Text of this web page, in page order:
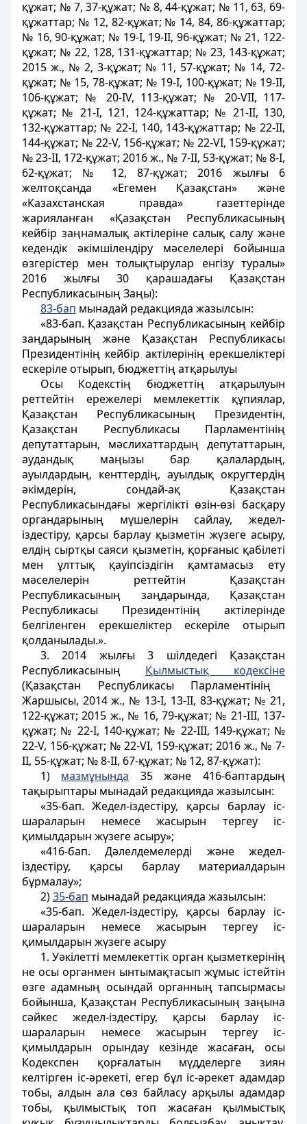
құжат; № 7, 37-құжат; № 8, 44-құжат; № 11, 63, 69-
құжаттар; № 12, 82-құжат; № 14, 84, 86-құжаттар;
№ 16, 90-құжат; № 19-І, 19-ІІ, 96-құжат; № 21, 122-
құжат; № 22, 128, 131-құжаттар; № 23, 143-құжат;
2015 ж., № 2, 3-құжат; № 11, 57-құжат; № 14, 72-
құжат; № 15, 78-құжат; № 19-I, 100-құжат; № 19-II,
106-құжат; № 20-IV, 113-құжат; № 20-VII, 117-
құжат; № 21-I, 121, 124-құжаттар; № 21-II, 130,
132-құжаттар; № 22-I, 140, 143-құжаттар; № 22-II,
144-құжат; № 22-V, 156-құжат; № 22-VI, 159-құжат;
№ 23-II, 172-құжат; 2016 ж., № 7-II, 53-құжат; № 8-I,
62-құжат; № 12, 87-құжат; 2016 жылғы 6
желтоқсанда «Егемен Қазақстан» және
«Казахстанская правда» газеттерінде
жарияланған «Қазақстан Республикасының
кейбір заңнамалық актілеріне салық салу және
кедендік әкімшілендіру мәселелері бойынша
өзгерістер мен толықтырулар енгізу туралы»
2016 жылғы 30 қарашадағы Қазақстан
Республикасының Заңы):
83-бап мынадай редакцияда жазылсын:
«83-бап. Қазақстан Республикасының кейбір
заңдарының және Қазақстан Республикасы
Президентінің кейбір актілерінің ерекшеліктері
ескеріле отырып, бюджеттің атқарылуы
Осы Кодекстің бюджеттің атқарылуын
реттейтін ережелері мемлекеттік құпиялар,
Қазақстан Республикасының Президентін,
Қазақстан Республикасы Парламентінің
депутаттарын, мәслихаттардың депутаттарын,
аудандық маңызы бар қалалардың,
ауылдардың, кенттердің, ауылдық округтердің
әкiмдерiн, сондай-ақ Қазақстан
Республикасындағы жергілікті өзін-өзі басқару
органдарының мүшелерін сайлау, жедел-
іздестіру, қарсы барлау қызметін жүзеге асыру,
елдің сыртқы саяси қызметін, қорғаныс қабілеті
мен ұлттық қауіпсіздігін қамтамасыз ету
мәселелерін реттейтін Қазақстан
Республикасының заңдарында, Қазақстан
Республикасы Президентінің актілерінде
белгіленген ерекшеліктер ескеріле отырып
қолданылады.».
3. 2014 жылғы 3 шілдедегі Қазақстан
Республикасының Қылмыстық кодексіне
(Қазақстан Республикасы Парламентінің
Жаршысы, 2014 ж., № 13-І, 13-ІІ, 83-құжат; № 21,
122-құжат; 2015 ж., № 16, 79-құжат; № 21-III, 137-
құжат; № 22-I, 140-құжат; № 22-III, 149-құжат; №
22-V, 156-құжат; № 22-VI, 159-құжат; 2016 ж., № 7-
II, 55-құжат; № 8-II, 67-құжат; № 12, 87-құжат):
1) мазмұнында 35 және 416-баптардың
тақырыптары мынадай редакцияда жазылсын:
«35-бап. Жедел-іздестіру, қарсы барлау іс-
шараларын немесе жасырын тергеу іс-
қимылдарын жүзеге асыру»;
«416-бап. Дәлелдемелерді және жедел-
іздестіру, қарсы барлау материалдарын
бұрмалау»;
2)35-бап мынадай редакцияда жазылсын:
«35-бап. Жедел-іздестіру, қарсы барлау іс-
шараларын немесе жасырын тергеу іс-
қимылдарын жүзеге асыру
1. Уәкілетті мемлекеттік орган қызметкерінің
не осы органмен ынтымақтасып жұмыс істейтін
өзге адамның осындай органның тапсырмасы
бойынша, Қазақстан Республикасының заңына
сәйкес жедел-іздестіру, қарсы барлау іс-
шараларын немесе жасырын тергеу іс-
қимылдарын орындау кезінде жасаған, осы
Кодекспен қорғалатын мүдделерге зиян
келтірген іс-әрекеті, егер бұл іс-әрекет адамдар
тобы, алдын ала сөз байласу арқылы адамдар
тобы, қылмыстық топ жасаған қылмыстық